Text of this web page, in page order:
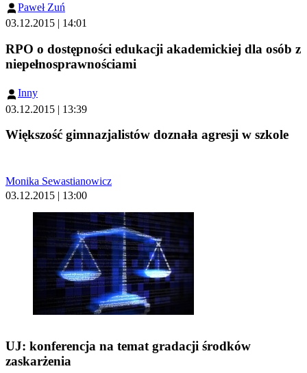
Paweł Zuń
03.12.2015 | 14:01
RPO o dostępności edukacji akademickiej dla osób z
niepełnosprawnościami
Inny
03.12.2015 | 13:39
Większość gimnazjalistów doznała agresji w szkole
Monika Sewastianowicz
03.12.2015 | 13:00
UJ: konferencja na temat gradacji środków
zaskarżenia